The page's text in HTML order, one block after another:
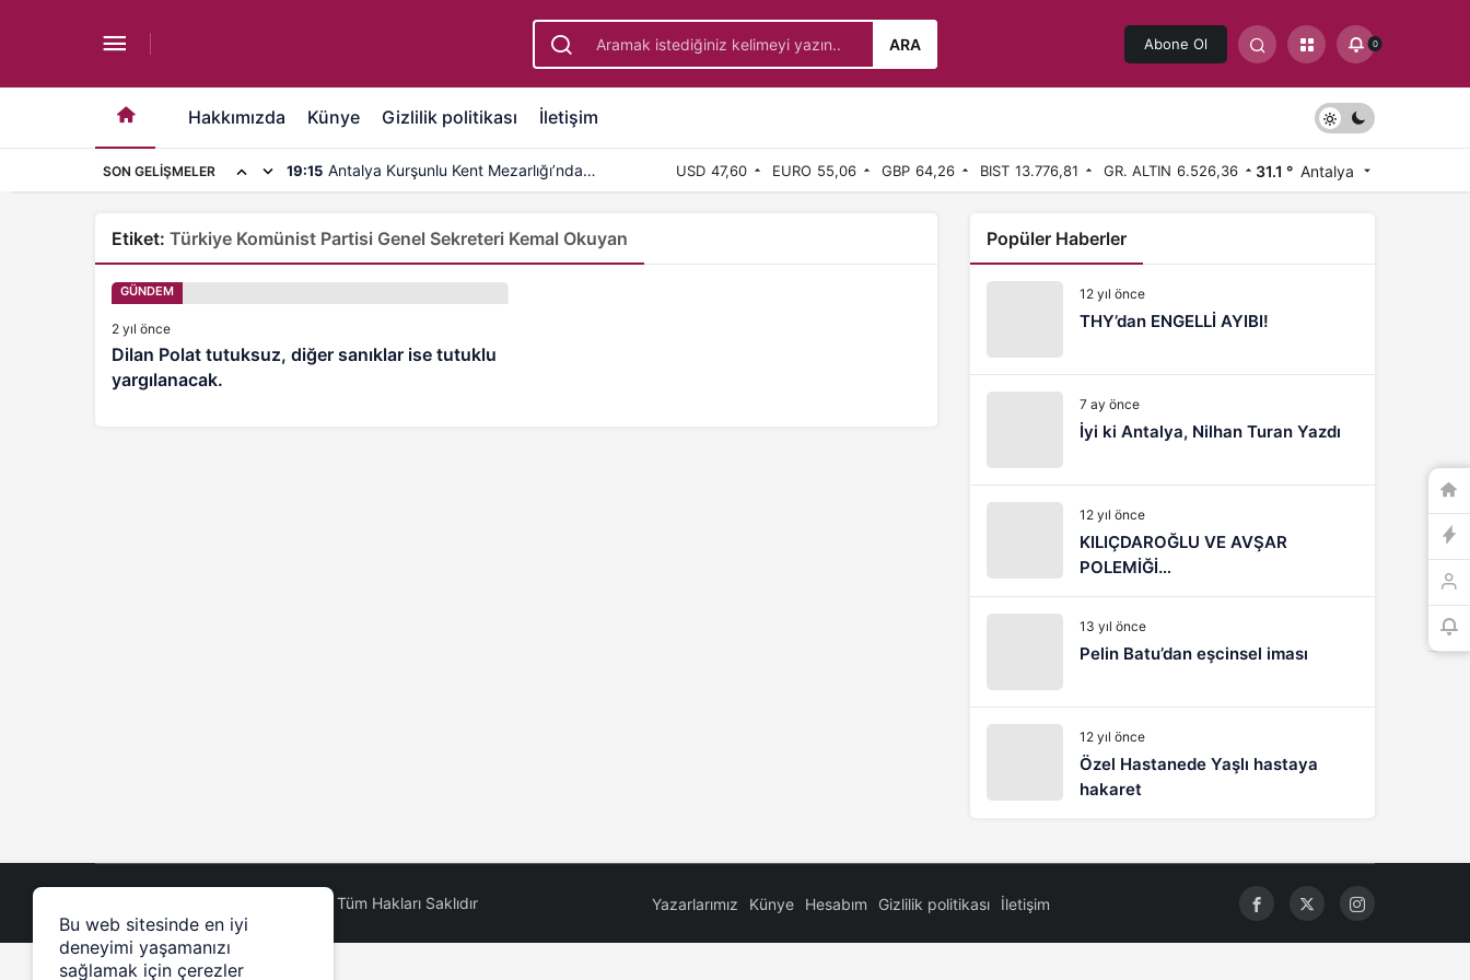
ARA Abone Ol 0
Hakkımızda Künye Gizlilik politikası İletişim
SON GELIŞMELER 19:15 Antalya Kurşunlu Kent Mezarlığı’nda USD 47,60 EURO 55,06 GBP 64,26 BIST 13.776,81 GR. ALTIN 6.526,36 31.1 ° Antalya
Etiket: Türkiye Komünist Partisi Genel Sekreteri Kemal Okuyan
GÜNDEM
2 yıl önce
Dilan Polat tutuksuz, diğer sanıklar ise tutuklu
yargılanacak.
Popüler Haberler
12 yıl önce
THY’dan ENGELLİ AYIBI!
7 ay önce
İyi ki Antalya, Nilhan Turan Yazdı
12 yıl önce
KILIÇDAROĞLU VE AVŞAR
POLEMİĞİ…
13 yıl önce
Pelin Batu’dan eşcinsel iması
12 yıl önce
Özel Hastanede Yaşlı hastaya
hakaret
Bu web sitesinde en iyi
deneyimi yaşamanızı
sağlamak için çerezler
©Antalya Kadın Telif Hakkı 2026, Tüm Hakları Saklıdır Yazarlarımız Künye Hesabım Gizlilik politikası İletişim